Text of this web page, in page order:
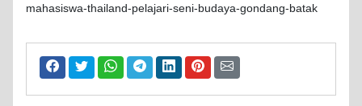
mahasiswa-thailand-pelajari-seni-budaya-gondang-batak